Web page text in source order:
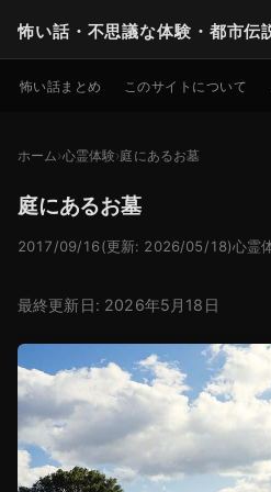
怖い話・不思議な体験・都市伝
怖い話まとめ このサイトについて
ホーム 心霊体験 庭にあるお墓
庭にあるお墓
2017/09/16 (更新: 2026/05/18)心霊
最終更新日: 2026年5月18日